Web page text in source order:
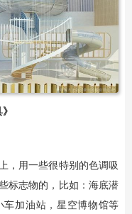
》
，用一些很特别的色调吸
标志物的，比如：海底潜
加油站，星空博物馆等